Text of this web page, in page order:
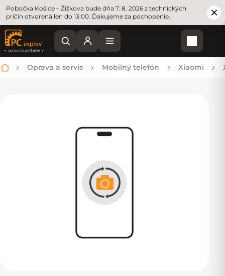
Pobočka Košice – Žižkova bude dňa 7. 8. 2026 z technických
príčin otvorená len do 13:00. Ďakujeme za pochopenie.
Domov
Oprava a servis Mobilný telefón Xiaomi